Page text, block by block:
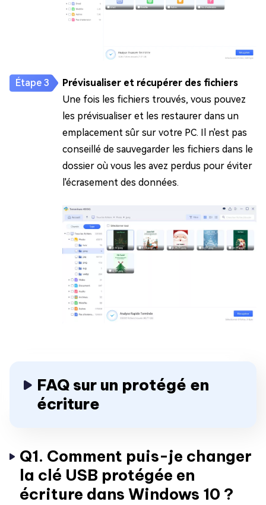
Prévisualiser et récupérer des fichiers
Une fois les fichiers trouvés, vous pouvez
les prévisualiser et les restaurer dans un
emplacement sûr sur votre PC. Il n'est pas
conseillé de sauvegarder les fichiers dans le
dossier où vous les avez perdus pour éviter
l'écrasement des données.
FAQ sur un protégé en
écriture
Q1. Comment puis-je changer
la clé USB protégée en
écriture dans Windows 10 ?